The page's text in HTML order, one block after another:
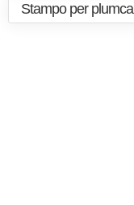
Stampo per